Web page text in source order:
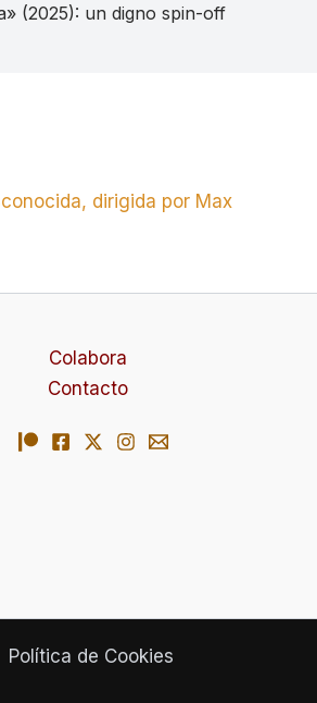
(2025): un digno spin-off
Colabora
Contacto
Política de Cookies